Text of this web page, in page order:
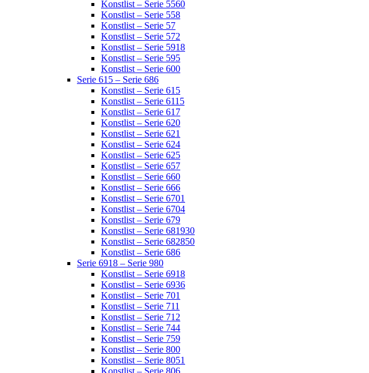
Konstlist – Serie 5560
Konstlist – Serie 558
Konstlist – Serie 57
Konstlist – Serie 572
Konstlist – Serie 5918
Konstlist – Serie 595
Konstlist – Serie 600
Serie 615 – Serie 686
Konstlist – Serie 615
Konstlist – Serie 6115
Konstlist – Serie 617
Konstlist – Serie 620
Konstlist – Serie 621
Konstlist – Serie 624
Konstlist – Serie 625
Konstlist – Serie 657
Konstlist – Serie 660
Konstlist – Serie 666
Konstlist – Serie 6701
Konstlist – Serie 6704
Konstlist – Serie 679
Konstlist – Serie 681930
Konstlist – Serie 682850
Konstlist – Serie 686
Serie 6918 – Serie 980
Konstlist – Serie 6918
Konstlist – Serie 6936
Konstlist – Serie 701
Konstlist – Serie 711
Konstlist – Serie 712
Konstlist – Serie 744
Konstlist – Serie 759
Konstlist – Serie 800
Konstlist – Serie 8051
Konstlist – Serie 806